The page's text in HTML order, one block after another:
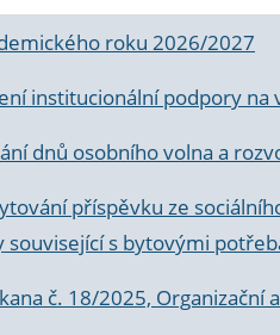
roku 2026/2027
institucionální podpory
dnů osobního volna a
příspěvku ze
s bytovými
č. 18/2025,